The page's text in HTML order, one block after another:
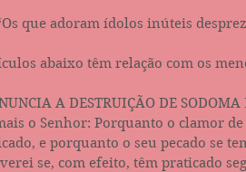
que adoram ídolos inúteis
abaixo têm relação com os
A DESTRUIÇÃO DE SODOMA
o Senhor: Porquanto o clamor
e porquanto o seu pecado se
se, com efeito, têm praticado